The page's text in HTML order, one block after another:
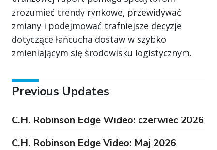
Previous Updates
C.H. Robinson Edge Wideo: czerwiec 2026
C.H. Robinson Edge Video: Maj 2026
zrozumieć trendy rynkowe, przewidywać
zmiany i podejmować trafniejsze decyzje
dotyczące łańcucha dostaw w szybko
zmieniającym się środowisku logistycznym.